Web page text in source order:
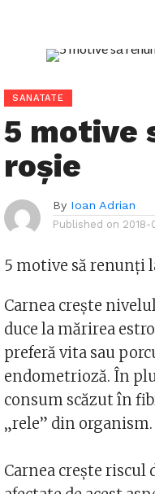
SANATATE
5 motive
roşie
By Ioan Adrian
Published on 2018-
5 motive să renunţi
Carnea creşte
duce la mărirea
preferă vita sau
endometrioză. În
consum scăzut în
„rele” din organism.
Carnea creşte riscul